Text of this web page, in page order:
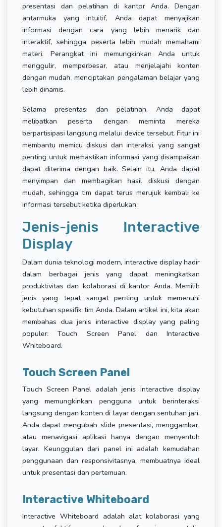
presentasi dan pelatihan di kantor Anda. Dengan
antarmuka yang intuitif, Anda dapat menyajikan
informasi dengan cara yang lebih menarik dan
interaktif, sehingga peserta lebih mudah memahami
materi. Perangkat ini memungkinkan Anda untuk
menggulir, memperbesar, atau menjelajahi konten
dengan mudah, menciptakan pengalaman belajar yang
lebih dinamis.
Selama presentasi dan pelatihan, Anda dapat
melibatkan peserta dengan meminta mereka
berpartisipasi langsung melalui device tersebut. Fitur ini
membantu memicu diskusi dan interaksi, yang sangat
penting untuk memastikan informasi yang disampaikan
dapat diterima dengan baik. Selain itu, Anda dapat
menyimpan dan membagikan hasil diskusi dengan
mudah, sehingga tim dapat terus merujuk kembali ke
informasi tersebut ketika diperlukan.
Jenis-jenis Interactive
Display
Dalam dunia teknologi modern, interactive display hadir
dalam berbagai jenis yang dapat meningkatkan
produktivitas dan kolaborasi di kantor Anda. Memilih
jenis yang tepat sangat penting untuk memenuhi
kebutuhan spesifik tim Anda. Dalam artikel ini, kita akan
membahas dua jenis interactive display yang paling
populer: Touch Screen Panel dan Interactive
Whiteboard.
Touch Screen Panel
Touch Screen Panel adalah jenis interactive display
yang memungkinkan pengguna untuk berinteraksi
langsung dengan konten di layar dengan sentuhan jari.
Anda dapat mengubah slide presentasi, menggambar,
atau menavigasi aplikasi hanya dengan menyentuh
layar. Keunggulan dari panel ini adalah kemudahan
penggunaan dan responsivitasnya, membuatnya ideal
untuk presentasi dan pertemuan.
Interactive Whiteboard
Interactive Whiteboard adalah alat kolaborasi yang